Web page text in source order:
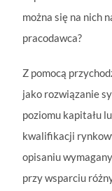
można się na nich
pracodawca?
Z pomocą
jako rozwiązanie
poziomu kapitału
kwalifikacji
opisaniu
przy wsparciu